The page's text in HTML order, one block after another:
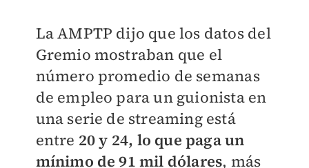
La AMPTP dijo que los datos del
Gremio mostraban que el
número promedio de semanas
de empleo para un guionista en
una serie de streaming está
entre 20 y 24, lo que paga un
mínimo de 91 mil dólares, más